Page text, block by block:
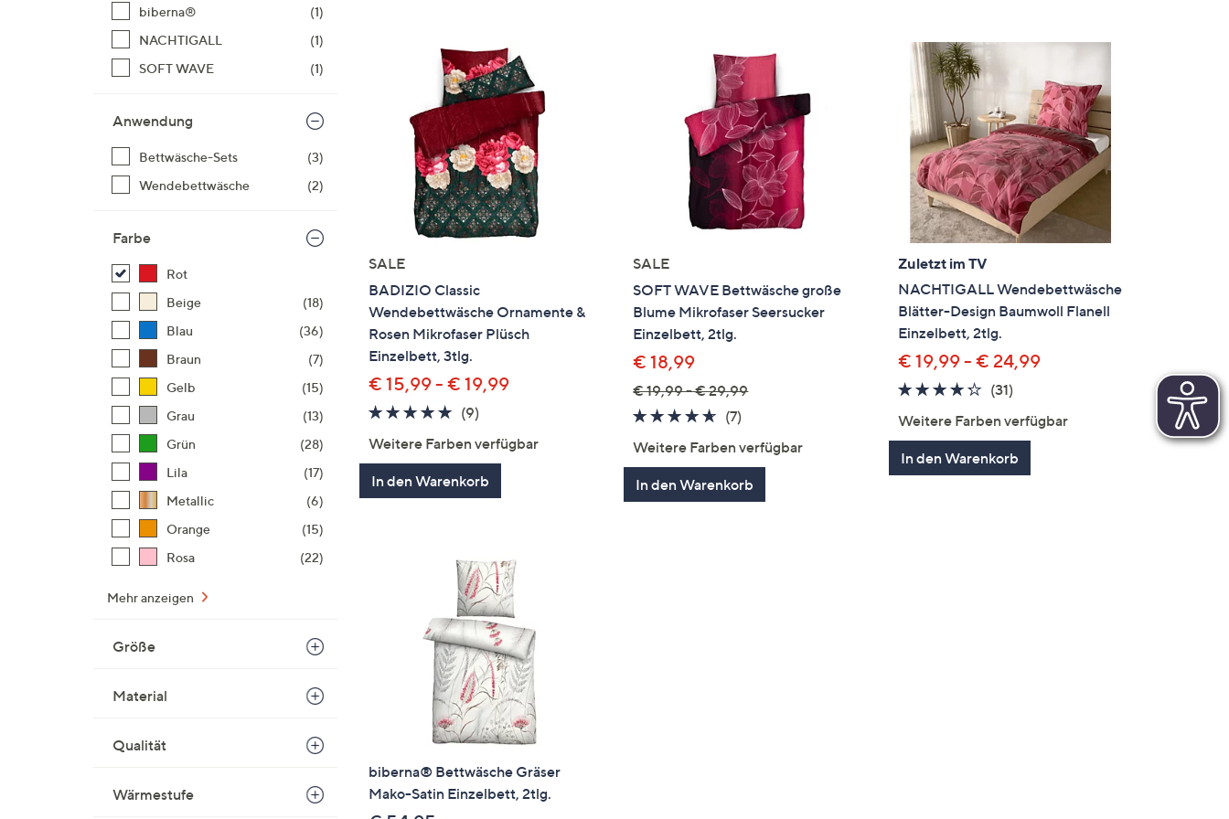
Touch-
Geräten
links
bzw.
rechts,
um
diese
anzuzeigen.
biberna®
(1)
NACHTIGALL
(1)
SOFT WAVE
(1)
Anwendung
Bettwäsche-Sets
(3)
Wendebettwäsche
(2)
Farbe
Rot
Beige
(18)
Blau
(36)
Braun
(7)
Gelb
(15)
Grau
(13)
Grün
(28)
Lila
(17)
Metallic
(6)
Orange
(15)
Rosa
(22)
Mehr anzeigen
Größe
Material
Qualität
Wärmestufe
SALE
BADIZIO Classic
Wendebettwäsche Ornamente &
Rosen Mikrofaser Plüsch
Einzelbett, 3tlg.
€ 15,99 - € 19,99
4.9
5
(9)9
Weitere Farben verfügbar
In den Warenkorb
SALE
SOFT WAVE Bettwäsche große
Blume Mikrofaser Seersucker
Einzelbett, 2tlg.
€ 18,99
€ 19,99 - € 29,99
4.6
5
(7)
Weitere Farben verfügbar
In den Warenkorb
Zuletzt im TV
NACHTIGALL Wendebettwäsche
Blätter-Design Baumwoll Flanell
Einzelbett, 2tlg.
€ 19,99 - € 24,99
4.2
5
(31)
Weitere Farben verfügbar
In den Warenkorb
biberna® Bettwäsche Gräser
Mako-Satin Einzelbett, 2tlg.